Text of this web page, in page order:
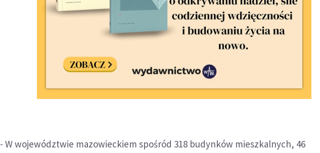
- W województwie mazowieckiem spośród 318 budynków mieszkalnych, 46